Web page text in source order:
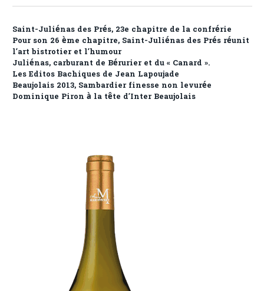
Saint-Juliénas des Prés, 23e chapitre de la confrérie
Pour son 26 ème chapitre, Saint-Juliénas des Prés réunit
l’art bistrotier et l’humour
Juliénas, carburant de Bérurier et du « Canard ».
Les Editos Bachiques de Jean Lapoujade
Beaujolais 2013, Sambardier finesse non levurée
Dominique Piron à la tête d’Inter Beaujolais